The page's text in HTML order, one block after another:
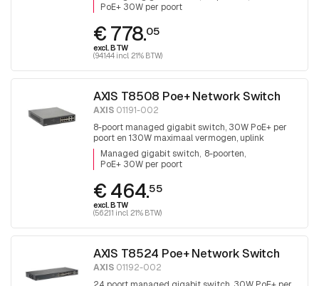
PoE+ 30W per poort
€ 778.05
excl. BTW
(941.44 incl. 21% BTW)
AXIS T8508 Poe+ Network Switch
AXIS 01191-002
8-poort managed gigabit switch, 30W PoE+ per
poort en 130W maximaal vermogen, uplink
2xRJ45 en 2x SFP, fanless
Managed gigabit switch 8-poorten
PoE+ 30W per poort
€ 464.55
excl. BTW
(562.11 incl. 21% BTW)
AXIS T8524 Poe+ Network Switch
AXIS 01192-002